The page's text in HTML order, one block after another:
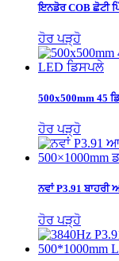
ਇਨਡੋਰ COB ਛੋਟੀ
ਹੋਰ ਪੜ੍ਹੋ
500x500mm 45
ਹੋਰ ਪੜ੍ਹੋ
ਨਵਾਂ P3.91 ਬਾਹਰੀ
ਹੋਰ ਪੜ੍ਹੋ